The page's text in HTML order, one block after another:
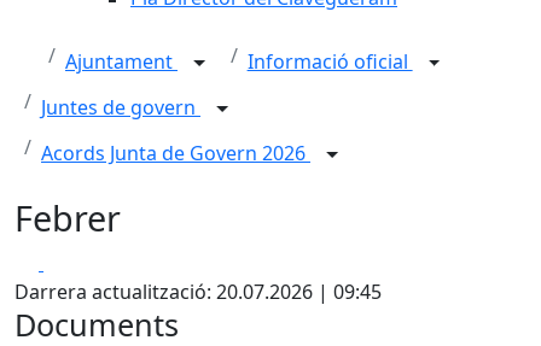
Ajuntament
Informació oficial
Juntes de govern
Acords Junta de Govern 2026
Febrer
Darrera actualització: 20.07.2026 | 09:45
Documents